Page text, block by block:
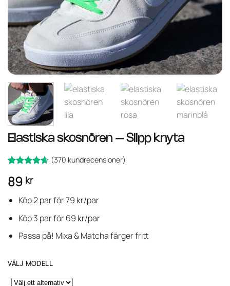
Elastiska skosnören – Slipp knyta
4.6av 5
kundrecensioner
(370 kundrecensioner)
89 kr
Köp 2 par för 79 kr/par
Köp 3 par för 69 kr/par
Passa på! Mixa & Matcha färger fritt
VÄLJ MODELL